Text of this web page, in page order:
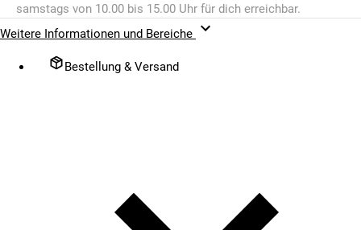
samstags von 10.00 bis 15.00 Uhr für dich erreichbar.
Weitere Informationen und Bereiche
Bestellung & Versand